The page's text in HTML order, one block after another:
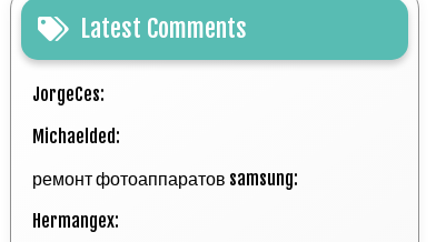
Latest Comments
JorgeCes:
Michaelded:
ремонт фотоаппаратов samsung:
Hermangex: